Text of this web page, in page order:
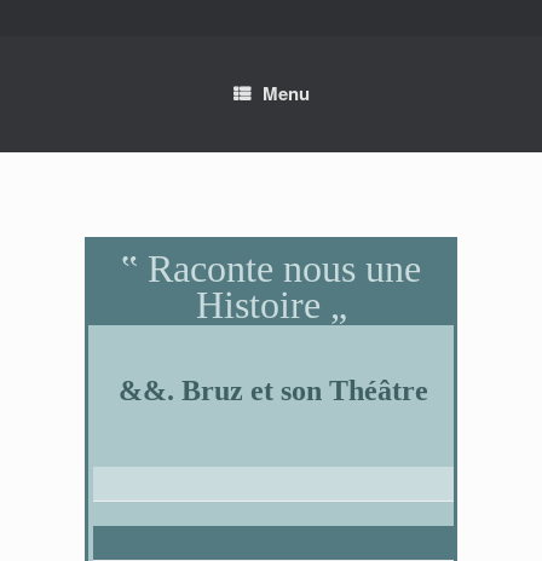
Menu
‟ Raconte nous une
Histoire „
&&. Bruz et son Théâtre